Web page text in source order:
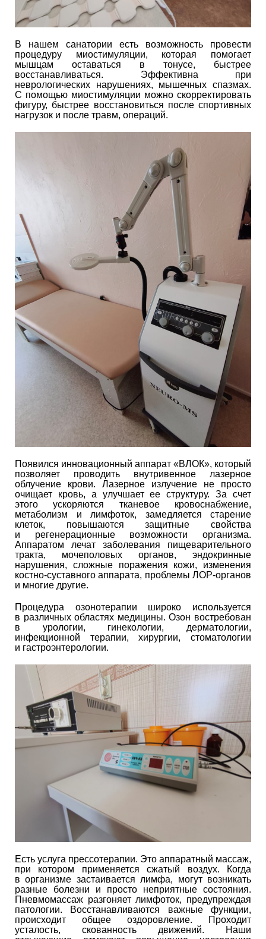
В нашем санатории есть возможность провести
процедуру миостимуляции, которая помогает
мышцам оставаться в тонусе, быстрее
восстанавливаться. Эффективна при
неврологических нарушениях, мышечных спазмах.
С помощью миостимуляции можно скорректировать
фигуру, быстрее восстановиться после спортивных
нагрузок и после травм, операций.
Появился инновационный аппарат «ВЛОК», который
позволяет проводить внутривенное лазерное
облучение крови. Лазерное излучение не просто
очищает кровь, а улучшает ее структуру. За счет
этого ускоряются тканевое кровоснабжение,
метаболизм и лимфоток, замедляется старение
клеток, повышаются защитные свойства
и регенерационные возможности организма.
Аппаратом лечат заболевания пищеварительного
тракта, мочеполовых органов, эндокринные
нарушения, сложные поражения кожи, изменения
костно-суставного аппарата, проблемы ЛОР-органов
и многие другие.
Процедура озонотерапии широко используется
в различных областях медицины. Озон востребован
в урологии, гинекологии, дерматологии,
инфекционной терапии, хирургии, стоматологии
и гастроэнтерологии.
Есть услуга прессотерапии. Это аппаратный массаж,
при котором применяется сжатый воздух. Когда
в организме застаивается лимфа, могут возникать
разные болезни и просто неприятные состояния.
Пневмомассаж разгоняет лимфоток, предупреждая
патологии. Восстанавливаются важные функции,
происходит общее оздоровление. Проходит
усталость, скованность движений. Наши